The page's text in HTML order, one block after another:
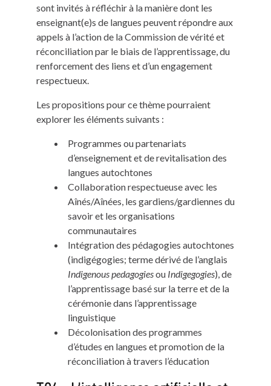
sont invités à réfléchir à la manière dont les
enseignant(e)s de langues peuvent répondre aux
appels à l’action de la Commission de vérité et
réconciliation par le biais de l’apprentissage, du
renforcement des liens et d’un engagement
respectueux.
Les propositions pour ce thème pourraient
explorer les éléments suivants :
Programmes ou partenariats
d’enseignement et de revitalisation des
langues autochtones
Collaboration respectueuse avec les
Aînés/Aînées, les gardiens/gardiennes du
savoir et les organisations
communautaires
Intégration des pédagogies autochtones
(indigégogies; terme dérivé de l’anglais
Indigenous pedagogiesou Indigegogies), de
l’apprentissage basé sur la terre et de la
cérémonie dans l’apprentissage
linguistique
Décolonisation des programmes
d’études en langues et promotion de la
réconciliation à travers l’éducation